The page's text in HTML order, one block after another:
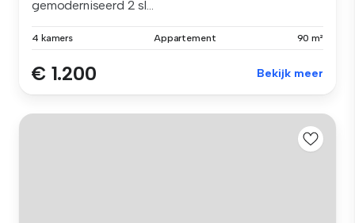
gemoderniseerd 2 sl...
4 kamers Appartement 90 m²
€ 1.200 Bekijk meer